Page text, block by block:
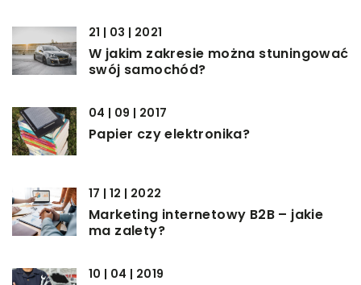
21 | 03 | 2021
W jakim zakresie można stuningować
swój samochód?
04 | 09 | 2017
Papier czy elektronika?
17 | 12 | 2022
Marketing internetowy B2B – jakie
ma zalety?
10 | 04 | 2019